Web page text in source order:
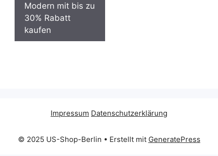
Modern mit bis zu
30% Rabatt
kaufen
Impressum Datenschutzerklärung
© 2025 US-Shop-Berlin • Erstellt mit GeneratePress